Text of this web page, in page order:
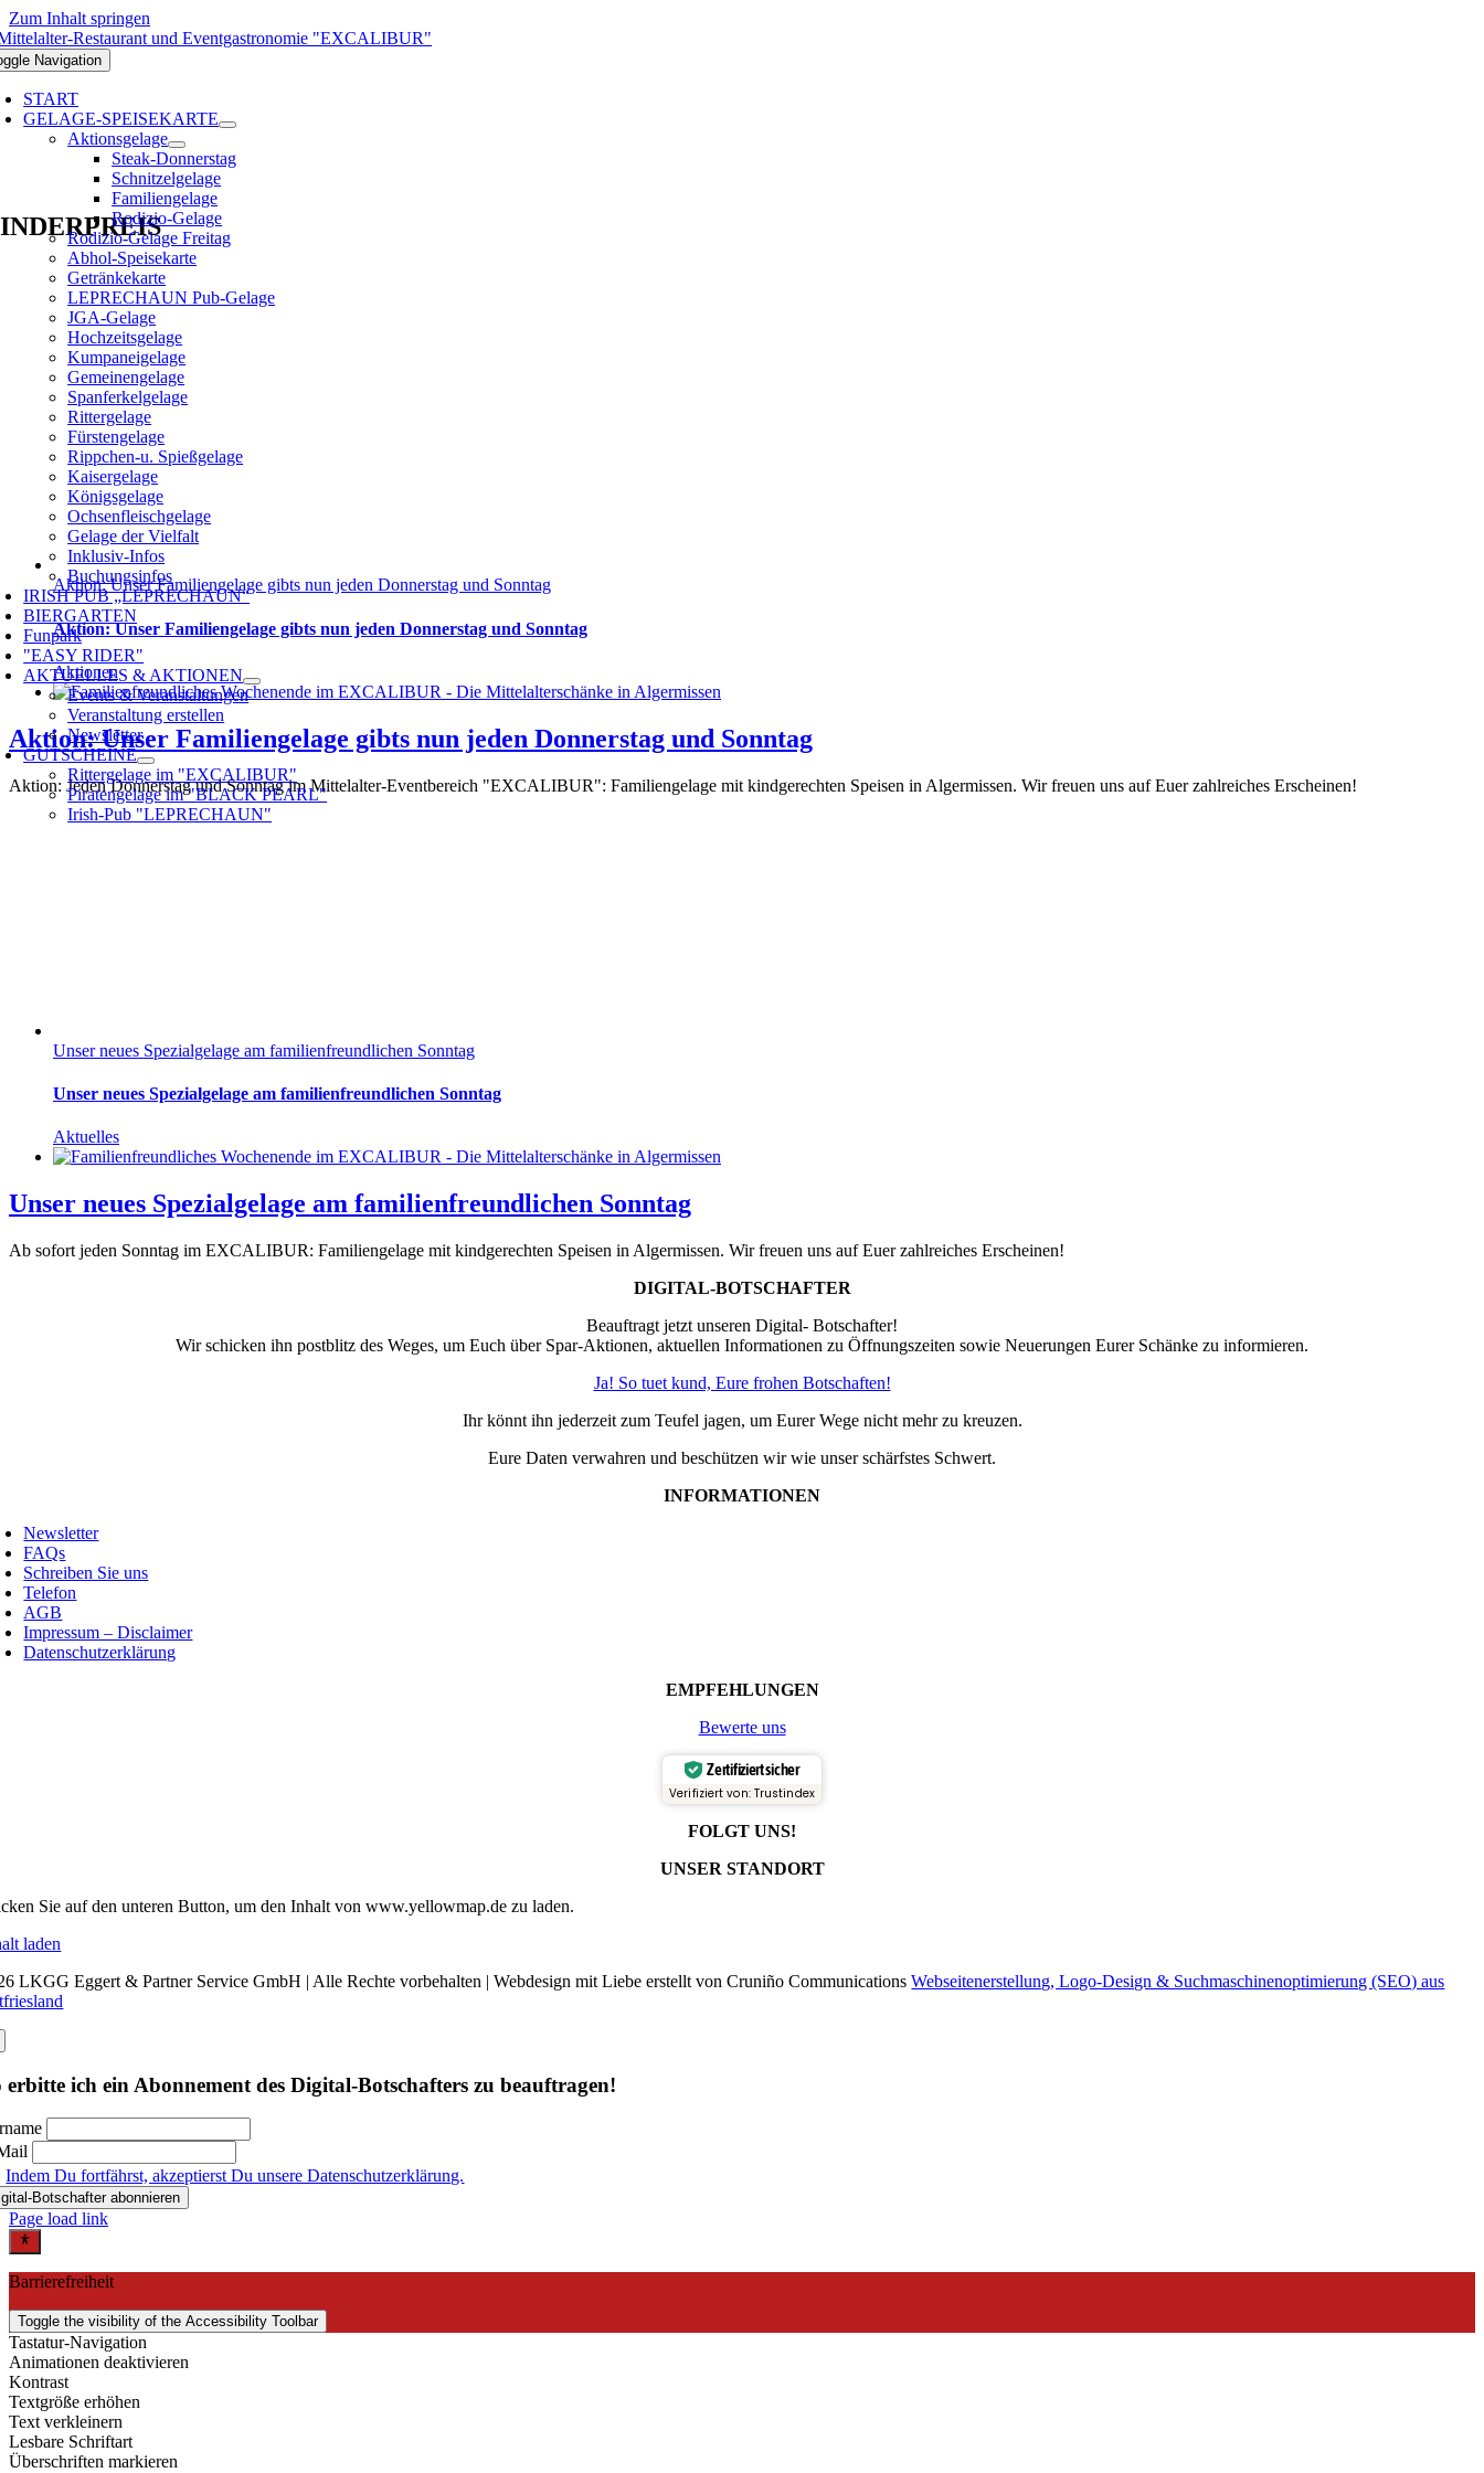
Zum Inhalt springen
Navigation
START
GELAGE-SPEISEKARTE
Aktionsgelage
Steak-Donnerstag
Schnitzelgelage
Familiengelage
Rodizio-Gelage
Rodizio-Gelage Freitag
Abhol-Speisekarte
Getränkekarte
LEPRECHAUN Pub-Gelage
JGA-Gelage
Hochzeitsgelage
Kumpaneigelage
Gemeinengelage
Spanferkelgelage
Rittergelage
Fürstengelage
Rippchen-u. Spießgelage
Kaisergelage
Königsgelage
Ochsenfleischgelage
Gelage der Vielfalt
Inklusiv-Infos
Buchungsinfos
IRISH PUB „LEPRECHAUN“
BIERGARTEN
Funpark
"EASY RIDER"
AKTUELLES & AKTIONEN
Events & Veranstaltungen
Veranstaltung erstellen
Newsletter
GUTSCHEINE
Rittergelage im "EXCALIBUR"
Piratengelage im "BLACK PEARL"
Irish-Pub "LEPRECHAUN"
Aktion: Unser Familiengelage gibts nun jeden Donnerstag und Sonntag
Aktion: Unser Familiengelage gibts nun jeden Donnerstag und Sonntag
Aktionen
Aktion: Unser Familiengelage gibts nun jeden Donnerstag und Sonntag
Aktion: Jeden Donnerstag und Sonntag im Mittelalter-Eventbereich "EXCALIBUR": Familiengelage mit kindgerechten Speisen in Algermissen. Wir freuen uns auf Euer zahlreiches Erscheinen!
Unser neues Spezialgelage am familienfreundlichen Sonntag
Unser neues Spezialgelage am familienfreundlichen Sonntag
Aktuelles
Unser neues Spezialgelage am familienfreundlichen Sonntag
Ab sofort jeden Sonntag im EXCALIBUR: Familiengelage mit kindgerechten Speisen in Algermissen. Wir freuen uns auf Euer zahlreiches Erscheinen!
DIGITAL-BOTSCHAFTER
Beauftragt jetzt unseren Digital- Botschafter!
Wir schicken ihn postblitz des Weges, um Euch über Spar-Aktionen, aktuellen Informationen zu Öffnungszeiten sowie Neuerungen Eurer Schänke zu informieren.
Ja! So tuet kund, Eure frohen Botschaften!
Ihr könnt ihn jederzeit zum Teufel jagen, um Eurer Wege nicht mehr zu kreuzen.
Eure Daten verwahren und beschützen wir wie unser schärfstes Schwert.
INFORMATIONEN
Newsletter
FAQs
Schreiben Sie uns
Telefon
AGB
Impressum – Disclaimer
Datenschutzerklärung
EMPFEHLUNGEN
Bewerte uns
Zertifiziert sicher
Verifiziert von: Trustindex
FOLGT UNS!
UNSER STANDORT
Sie auf den unteren Button, um den Inhalt von www.yellowmap.de zu laden.
laden
LKGG Eggert & Partner Service GmbH | Alle Rechte vorbehalten | Webdesign mit Liebe erstellt von Cruniño CommunicationsWebseitenerstellung, Logo-Design & Suchmaschinenoptimierung (SEO) aus
erbitte ich ein Abonnement des Digital-Botschafters zu beauftragen!
Indem Du fortfährst, akzeptierst Du unsere Datenschutzerklärung.
Page load link
Barrierefreiheit
Toggle the visibility of the Accessibility Toolbar
Tastatur-Navigation
Animationen deaktivieren
Kontrast
Textgröße erhöhen
Text verkleinern
Lesbare Schriftart
Überschriften markieren